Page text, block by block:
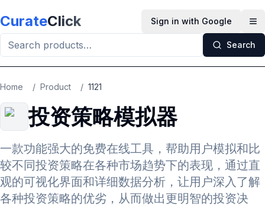
CurateClick Sign in with Google
Search
Home / Product / 1121
投资策略模拟器
一款功能强大的免费在线工具，帮助用户模拟和比
较不同投资策略在各种市场趋势下的表现，通过直
观的可视化界面和详细数据分析，让用户深入了解
各种投资策略的优劣，从而做出更明智的投资决